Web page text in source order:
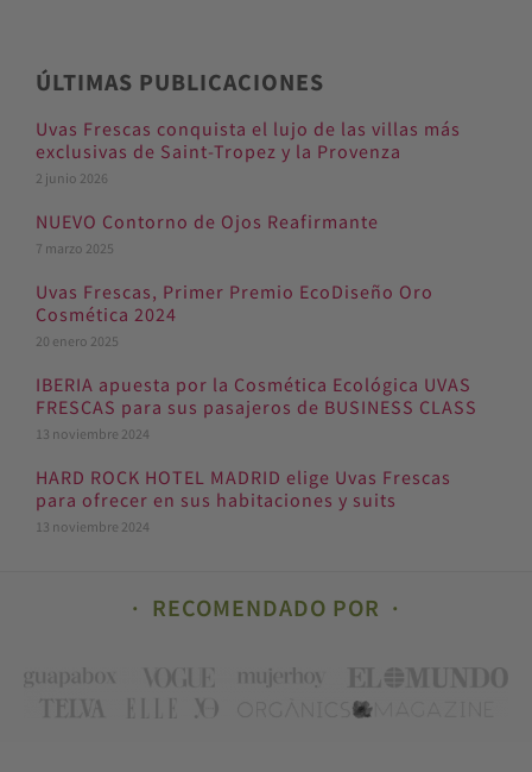
ÚLTIMAS PUBLICACIONES
Uvas Frescas conquista el lujo de las villas más
exclusivas de Saint-Tropez y la Provenza
2 junio 2026
NUEVO Contorno de Ojos Reafirmante
7 marzo 2025
Uvas Frescas, Primer Premio EcoDiseño Oro
Cosmética 2024
20 enero 2025
IBERIA apuesta por la Cosmética Ecológica UVAS
FRESCAS para sus pasajeros de BUSINESS CLASS
13 noviembre 2024
HARD ROCK HOTEL MADRID elige Uvas Frescas
para ofrecer en sus habitaciones y suits
13 noviembre 2024
RECOMENDADO POR